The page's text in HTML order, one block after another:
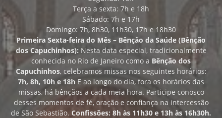
Terça a sexta: 7h e 18h
Sábado: 7h e 17h
Domingo: 7h, 8h30, 11h30, 17h e 18h30
Primeira Sexta-feira do Mês – Bênção da Saúde (Bênção
dos Capuchinhos): Nesta data especial, tradicionalmente
conhecida no Rio de Janeiro como a Bênção dos
Capuchinhos, celebramos missas nos seguintes horários:
7h, 8h, 10h e 18h E ao longo do dia, fora os horários das
missas, há bênçãos a cada meia hora. Participe conosco
desses momentos de fé, oração e confiança na intercessão
de São Sebastião. Confissões: 8h às 11h30 e 13h às 16h30h.